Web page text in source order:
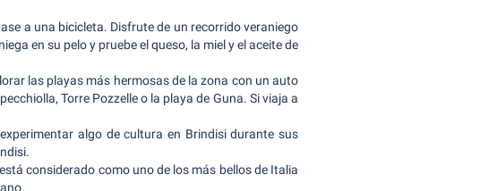
a una bicicleta. Disfrute de un recorrido veraniego
en su pelo y pruebe el queso, la miel y el aceite de
las playas más hermosas de la zona con un auto
Torre Pozzelle o la playa de Guna. Si viaja a
algo de cultura en Brindisi durante sus
considerado como uno de los más bellos de Italia